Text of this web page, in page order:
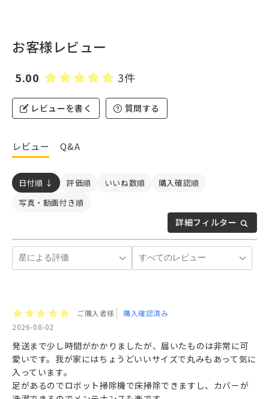
お客様レビュー
5.00 3件
レビューを書く 質問する
レビュー Q&A
詳細フィルター
日付順 ↓ 評価順 いいね数順
購入確認順
写真・動画付き順
ご購入者様
購入確認済み
2026-08-02
発送まで少し時間がかかりましたが、届いたものは非常に可
愛いです。我が家にはちょうどいいサイズで丸みもあって気に
入っています。
足があるのでロボット掃除機で床掃除できますし、カバーが